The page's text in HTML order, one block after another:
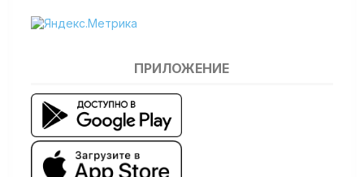
ПРИЛОЖЕНИЕ